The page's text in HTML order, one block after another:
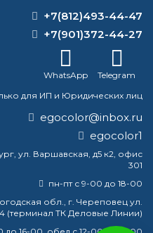
ОТВЕТ
же самое, что и
+7(812)493-44-47
+7(901)372-44-27
WhatsApp
Telegram
для ИП и Юридических лиц
egocolor@inbox.ru
egocolor1
ул. Варшавская, д5 к2, офис
301
пн-пт с 9-00 до 18-00
обл., г. Череповец ул.
(терминал ТК Деловые Линии)